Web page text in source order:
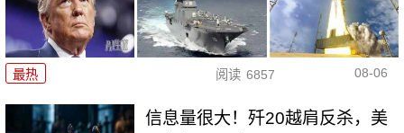
最热 阅读 6857 08-06
信息量很大！歼20越肩反杀，美